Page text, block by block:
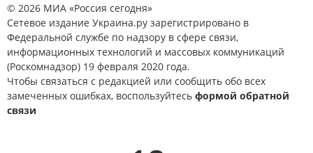
© 2026 МИА «Россия сегодня»
Сетевое издание Украина.ру зарегистрировано в
Федеральной службе по надзору в сфере связи,
информационных технологий и массовых коммуникаций
(Роскомнадзор) 19 февраля 2020 года.
Чтобы связаться с редакцией или сообщить обо всех
замеченных ошибках, воспользуйтесь формой обратной
связи